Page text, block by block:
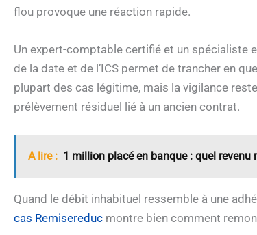
flou provoque une réaction rapide.
Un expert-comptable certifié et un spécialiste
de la date et de l’ICS permet de trancher en
plupart des cas légitime, mais la vigilance
prélèvement résiduel lié à un ancien contrat.
A lire : 1 million placé en banque : quel revenu
Quand le débit inhabituel ressemble à une
cas Remisereduc montre bien comment